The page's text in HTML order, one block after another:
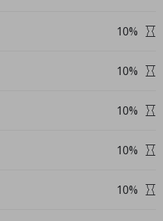
10%
10%
10%
10%
10%